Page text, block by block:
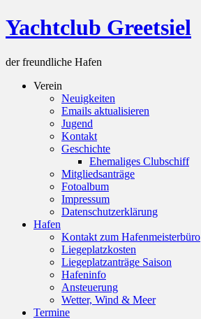
Skip
to
Yachtclub Greetsiel
der freundliche Hafen
Verein
Neuigkeiten
Emails aktualisieren
Jugend
Kontakt
Geschichte
Ehemaliges Clubschiff
Mitgliedsanträge
Fotoalbum
Impressum
Datenschutzerklärung
Hafen
Kontakt zum Hafenmeisterbüro
Liegeplatzkosten
Liegeplatzanträge Saison
Hafeninfo
Ansteuerung
Wetter, Wind & Meer
Termine